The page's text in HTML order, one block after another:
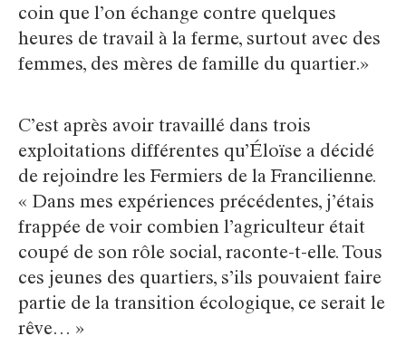
coin que l’on échange contre quelques
heures de travail à la ferme, surtout avec des
femmes, des mères de famille du quartier.»
C’est après avoir travaillé dans trois
exploitations différentes qu’Éloïse a décidé
de rejoindre les Fermiers de la Francilienne.
« Dans mes expériences précédentes, j’étais
frappée de voir combien l’agriculteur était
coupé de son rôle social, raconte-t-elle. Tous
ces jeunes des quartiers, s’ils pouvaient faire
partie de la transition écologique, ce serait le
rêve… »